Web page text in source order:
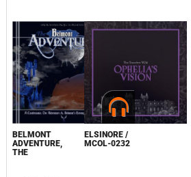
BELMONT
ADVENTURE,
THE
ELSINORE /
MCOL-0232